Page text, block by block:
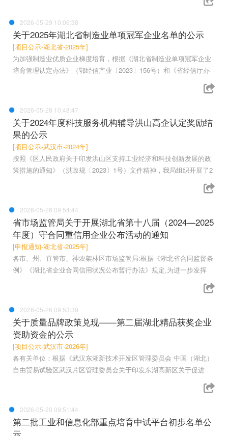
2026-05-29 10:06:38
关于2025年湖北省制造业单项冠军企业名单的公示
[项目公示-湖北省-2025年]
为加强制造业优质企业梯度培育，根据《湖北省制造业单项冠军企业
培育管理认定办法》（鄂经信产业〔2023〕156号）和《省经信厅办
2026-05-28 10:48:47
关于2024年度科技服务机构辅导洪山高企认定奖励结
果的公示
[项目公示-武汉市-2024年]
按照《区人民政府关于印发洪山区支持工业经济和科技创新发展的政
策措施的通知》（洪政规〔2023〕1号）文件精神，我局组织开展了2
2026-05-26 09:54:44
省市场监管局关于开展湖北省第十八届（2024—2025
年度）守合同重信用企业公布活动的通知
[申报通知-湖北省-2025年]
各市、州、直管市、神农架林区市场监管局:根据《湖北省合同监督条
例》《湖北省企业合同信用状况公布暂行办法》规定,为进一步发挥
2026-05-26 09:53:39
关于质量品牌政策兑现——第二届湖北精品获奖企业
资助资金的公示
[项目公示-武汉市-2026年]
各有关单位：根据《武汉东湖新技术开发区管理委员会 中国（湖北）
自由贸易试验区武汉片区管理委员会关于印发东湖高新区关于促进
2026-05-20 09:51:44
第二批工业和信息化部重点培育中试平台初步名单公